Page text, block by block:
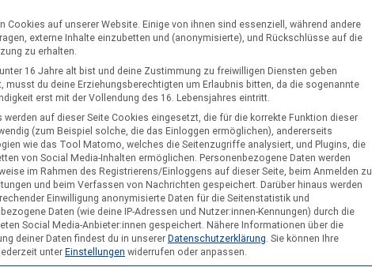
unter. Diese spiegeln sich in einem Teich
Cookies auf unserer Website. Einige von ihnen sind essenziell, während andere
externe Inhalte einzubetten und (anonymisierte), und Rückschlüsse auf die
zu erhalten.
16 Jahre alt bist und deine Zustimmung zu freiwilligen Diensten geben
musst du deine Erziehungsberechtigten um Erlaubnis bitten, da die sogenannte
erst mit der Vollendung des 16. Lebensjahres eintritt.
werden auf dieser Seite Cookies eingesetzt, die für die korrekte Funktion dieser
(zum Beispiel solche, die das Einloggen ermöglichen), andererseits
wie das Tool Matomo, welches die Seitenzugriffe analysiert, und Plugins, die
von Social Media-Inhalten ermöglichen. Personenbezogene Daten werden
im Rahmen des Registrierens/Einloggens auf dieser Seite, beim Anmelden zu
und beim Verfassen von Nachrichten gespeichert. Darüber hinaus werden
Einwilligung anonymisierte Daten für die Seitenstatistik und
Daten (wie deine IP-Adressen und Nutzer:innen-Kennungen) durch die
Social Media-Anbieter:innen gespeichert. Nähere Informationen über die
deiner Daten findest du in unserer Datenschutzerklärung Sie können Ihre
unter Einstellungen widerrufen oder anpassen.